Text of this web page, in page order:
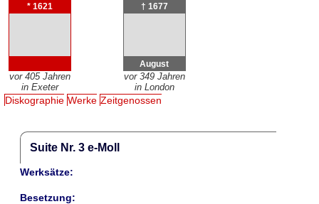
* 1621
vor 405 Jahren
in Exeter
† 1677
August
vor 349 Jahren
in London
Diskographie Werke Zeitgenossen
Suite Nr. 3 e-Moll
Werksätze:
Besetzung: